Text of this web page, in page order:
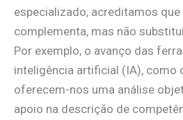
especializado, acreditamos
complementa, mas não
Por exemplo, o avanço das
inteligência artificial (IA), como
oferecem-nos uma análise
apoio na descrição de